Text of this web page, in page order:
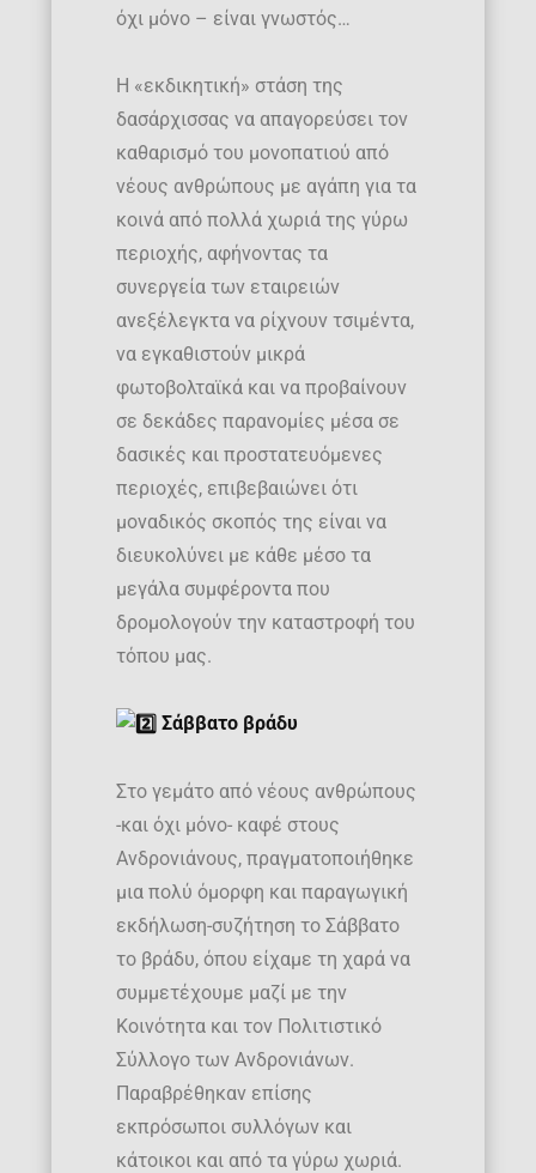
όχι μόνο – είναι γνωστός…
Η «εκδικητική» στάση της
δασάρχισσας να απαγορεύσει τον
καθαρισμό του μονοπατιού από
νέους ανθρώπους με αγάπη για τα
κοινά από πολλά χωριά της γύρω
περιοχής, αφήνοντας τα
συνεργεία των εταιρειών
ανεξέλεγκτα να ρίχνουν τσιμέντα,
να εγκαθιστούν μικρά
φωτοβολταϊκά και να προβαίνουν
σε δεκάδες παρανομίες μέσα σε
δασικές και προστατευόμενες
περιοχές, επιβεβαιώνει ότι
μοναδικός σκοπός της είναι να
διευκολύνει με κάθε μέσο τα
μεγάλα συμφέροντα που
δρομολογούν την καταστροφή του
τόπου μας.
Σάββατο βράδυ
Στο γεμάτο από νέους ανθρώπους
-και όχι μόνο- καφέ στους
Ανδρονιάνους, πραγματοποιήθηκε
μια πολύ όμορφη και παραγωγική
εκδήλωση-συζήτηση το Σάββατο
το βράδυ, όπου είχαμε τη χαρά να
συμμετέχουμε μαζί με την
Κοινότητα και τον Πολιτιστικό
Σύλλογο των Ανδρονιάνων.
Παραβρέθηκαν επίσης
εκπρόσωποι συλλόγων και
κάτοικοι και από τα γύρω χωριά.